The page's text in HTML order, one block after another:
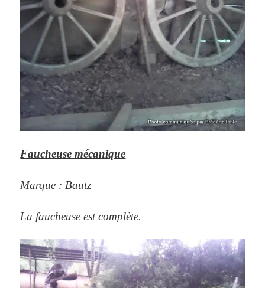
Faucheuse mécanique
Marque : Bautz
La faucheuse est complète.